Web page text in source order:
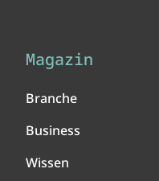
Magazin
Branche
Business
Wissen